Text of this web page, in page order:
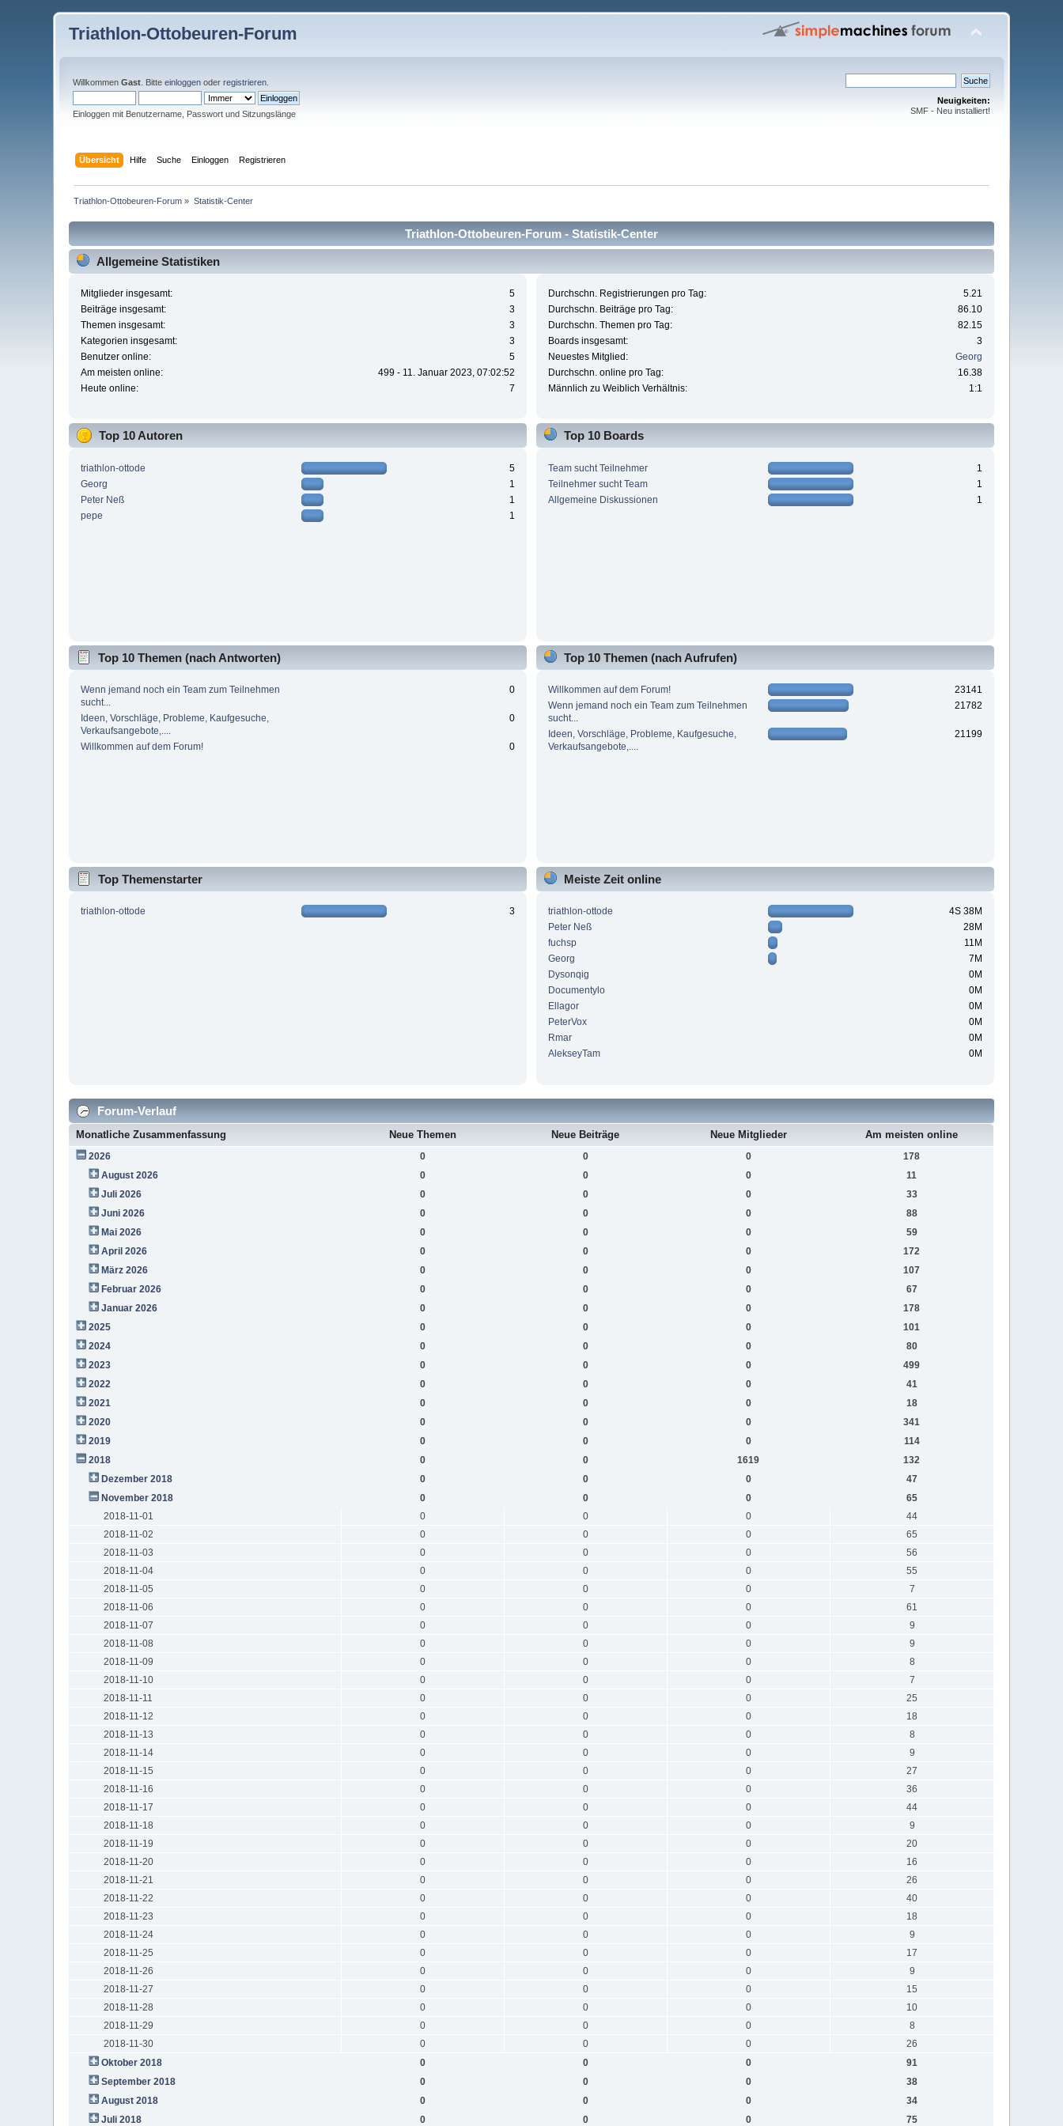
Triathlon-Ottobeuren-Forum
WillkommenGast . Bitteeinloggen oderregistrieren
Einloggen mit Benutzername, Passwort und Sitzungslänge
Neuigkeiten:
SMF - Neu installiert!
Übersicht Hilfe Suche Einloggen Registrieren
Triathlon-Ottobeuren-Forum » Statistik-Center
Triathlon-Ottobeuren-Forum - Statistik-Center
Allgemeine Statistiken
Mitglieder insgesamt:
5
Beiträge insgesamt:
3
Themen insgesamt:
3
Kategorien insgesamt:
3
Benutzer online:
5
Am meisten online:
499 - 11. Januar 2023, 07:02:52
Heute online:
7
Durchschn. Registrierungen pro Tag:
5.21
Durchschn. Beiträge pro Tag:
86.10
Durchschn. Themen pro Tag:
82.15
Boards insgesamt:
3
Neuestes Mitglied:
Georg
Durchschn. online pro Tag:
16.38
Männlich zu Weiblich Verhältnis:
1:1
Top 10 Autoren
triathlon-ottode
5
Georg
1
Peter Neß
1
pepe
1
Top 10 Boards
Team sucht Teilnehmer
1
Teilnehmer sucht Team
1
Allgemeine Diskussionen
1
Top 10 Themen (nach Antworten)
Wenn jemand noch ein Team zum Teilnehmen
sucht...
0
Ideen, Vorschläge, Probleme, Kaufgesuche,
Verkaufsangebote,....
0
Willkommen auf dem Forum! 0
Top 10 Themen (nach Aufrufen)
Willkommen auf dem Forum!
23141
Wenn jemand noch ein Team zum Teilnehmen
sucht...
21782
Ideen, Vorschläge, Probleme, Kaufgesuche,
Verkaufsangebote,....
21199
Top Themenstarter
triathlon-ottode 3
Meiste Zeit online
triathlon-ottode
4S 38M
Peter Neß
28M
fuchsp
11M
Georg
7M
Dysonqig
0M
Documentylo
0M
Ellagor
0M
PeterVox
0M
Rmar
0M
AlekseyTam
0M
Forum-Verlauf
Monatliche Zusammenfassung Neue Themen Neue Beiträge Neue Mitglieder Am meisten online
2026 0 0 0
178
August 2026
0 0 0
11
Juli 2026
0 0 0
33
Juni 2026
0 0 0
88
Mai 2026
0 0 0
59
April 2026
0 0 0
172
März 2026
0 0 0
107
Februar 2026
0 0 0
67
Januar 2026
0 0 0
178
2025
0 0 0
101
2024
0 0 0
80
2023
0 0 0
499
2022
0 0 0
41
2021
0 0 0
18
2020
0 0 0
341
2019
0 0 0
114
2018
0 0 1619
132
Dezember 2018
0 0 0
47
November 2018
0 0 0
65
2018-11-01
0 0 0
44
2018-11-02
0 0 0
65
2018-11-03
0 0 0
56
2018-11-04
0 0 0
55
2018-11-05
0 0 0
7
2018-11-06
0 0 0
61
2018-11-07
0 0 0
9
2018-11-08
0 0 0
9
2018-11-09
0 0 0
8
2018-11-10
0 0 0
7
2018-11-11
0 0 0
25
2018-11-12
0 0 0
18
2018-11-13
0 0 0
8
2018-11-14
0 0 0
9
2018-11-15
0 0 0
27
2018-11-16
0 0 0
36
2018-11-17
0 0 0
44
2018-11-18
0 0 0
9
2018-11-19
0 0 0
20
2018-11-20
0 0 0
16
2018-11-21
0 0 0
26
2018-11-22
0 0 0
40
2018-11-23
0 0 0
18
2018-11-24
0 0 0
9
2018-11-25
0 0 0
17
2018-11-26
0 0 0
9
2018-11-27
0 0 0
15
2018-11-28
0 0 0
10
2018-11-29
0 0 0
8
2018-11-30
0 0 0
26
Oktober 2018
0 0 0
91
September 2018
0 0 0
38
August 2018
0 0 0
34
Juli 2018
0 0 0 75